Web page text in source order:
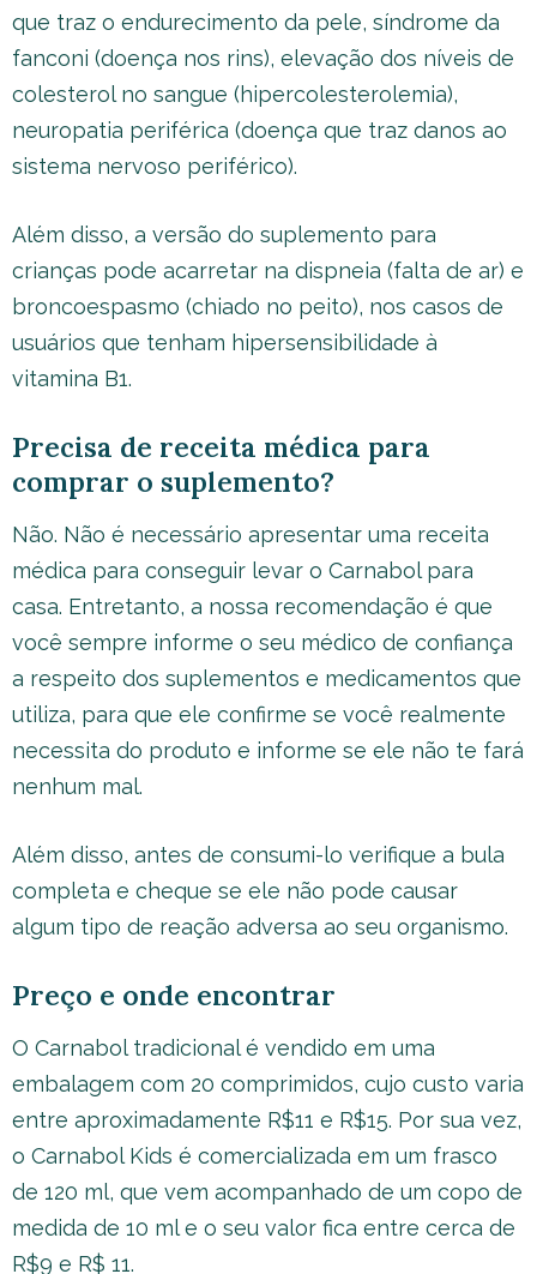
que traz o endurecimento da pele, síndrome da
fanconi (doença nos rins), elevação dos níveis de
colesterol no sangue (hipercolesterolemia),
neuropatia periférica (doença que traz danos ao
sistema nervoso periférico).
Além disso, a versão do suplemento para
crianças pode acarretar na dispneia (falta de ar) e
broncoespasmo (chiado no peito), nos casos de
usuários que tenham hipersensibilidade à
vitamina B1.
Precisa de receita médica para
comprar o suplemento?
Não. Não é necessário apresentar uma receita
médica para conseguir levar o Carnabol para
casa. Entretanto, a nossa recomendação é que
você sempre informe o seu médico de confiança
a respeito dos suplementos e medicamentos que
utiliza, para que ele confirme se você realmente
necessita do produto e informe se ele não te fará
nenhum mal.
Além disso, antes de consumi-lo verifique a bula
completa e cheque se ele não pode causar
algum tipo de reação adversa ao seu organismo.
Preço e onde encontrar
O Carnabol tradicional é vendido em uma
embalagem com 20 comprimidos, cujo custo varia
entre aproximadamente R$11 e R$15. Por sua vez,
o Carnabol Kids é comercializada em um frasco
de 120 ml, que vem acompanhado de um copo de
medida de 10 ml e o seu valor fica entre cerca de
R$9 e R$ 11.